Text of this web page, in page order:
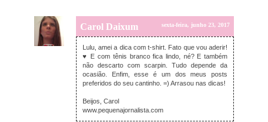
Carol Daixum sexta-feira, junho 23, 2017
Lulu, amei a dica com t-shirt. Fato que vou aderir!
♥ E com tênis branco fica lindo, né? E também
não descarto com scarpin. Tudo depende da
ocasião. Enfim, esse é um dos meus posts
preferidos do seu cantinho. =) Arrasou nas dicas!
Beijos, Carol
www.pequenajornalista.com